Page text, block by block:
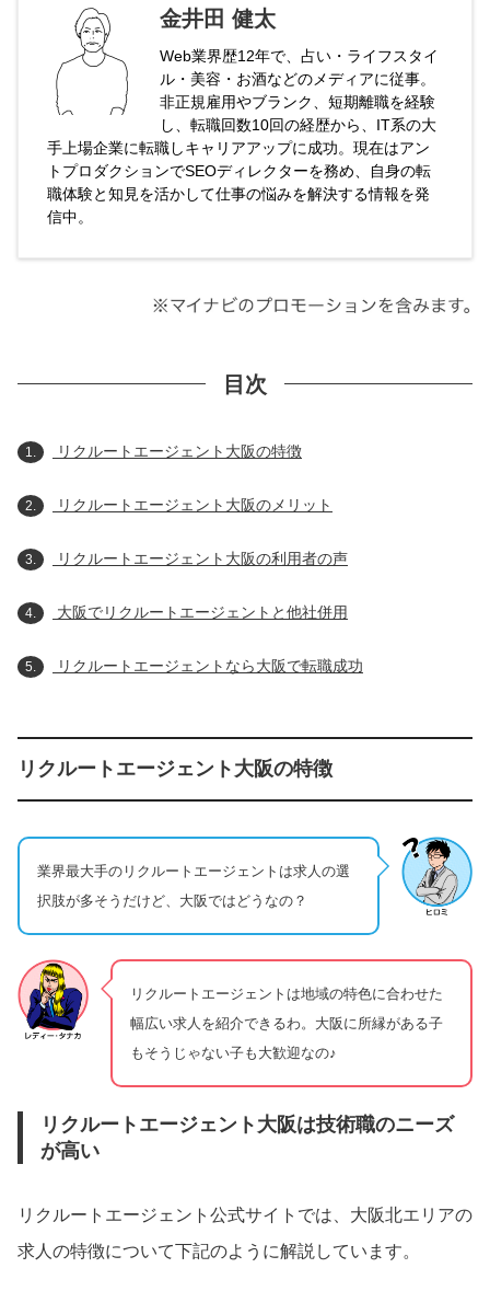
金井田 健太
Web業界歴12年で、占い・ライフスタイ
ル・美容・お酒などのメディアに従事。
非正規雇用やブランク、短期離職を経験
し、転職回数10回の経歴から、IT系の大
手上場企業に転職しキャリアアップに成功。現在はアン
トプロダクションでSEOディレクターを務め、自身の転
職体験と知見を活かして仕事の悩みを解決する情報を発
信中。
目次
1. リクルートエージェント大阪の特徴
2. リクルートエージェント大阪のメリット
3. リクルートエージェント大阪の利用者の声
4. 大阪でリクルートエージェントと他社併用
5. リクルートエージェントなら大阪で転職成功
リクルートエージェント大阪の特徴
業界最大手のリクルートエージェントは求人の選
択肢が多そうだけど、大阪ではどうなの？
リクルートエージェントは地域の特色に合わせた
幅広い求人を紹介できるわ。大阪に所縁がある子
もそうじゃない子も大歓迎なの♪
リクルートエージェント大阪は技術職のニーズ
が高い
リクルートエージェント公式サイトでは、大阪北エリアの
求人の特徴について下記のように解説しています。